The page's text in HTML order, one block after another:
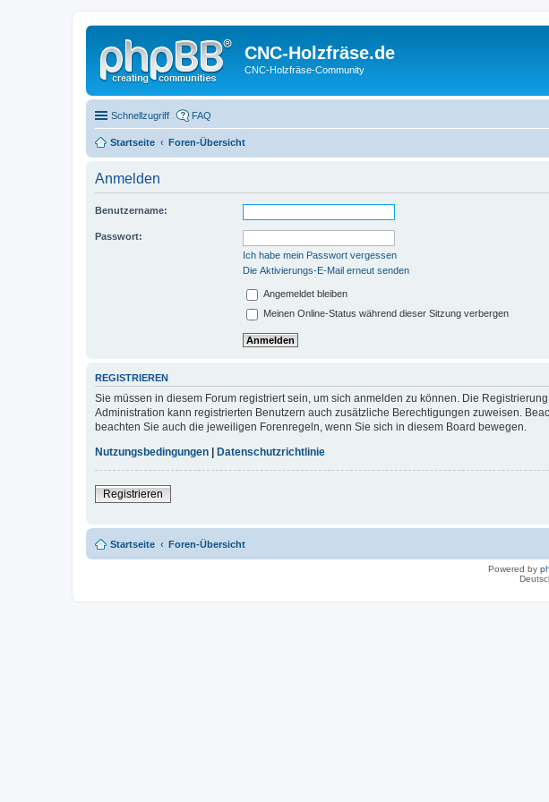
CNC-Holzfräse.de
CNC-Holzfräse-Community
Schnellzugriff FAQ
Startseite Foren-Übersicht
Anmelden
Benutzername:
Passwort:
Ich habe mein Passwort vergessen
Die Aktivierungs-E-Mail erneut senden
Angemeldet bleiben
Meinen Online-Status während dieser Sitzung verbergen
REGISTRIEREN
Sie müssen in diesem Forum registriert sein, um sich anmelden zu können. Die
Administration kann registrierten Benutzern auch zusätzliche Berechtigungen zuweisen.
beachten Sie auch die jeweiligen Forenregeln, wenn Sie sich in diesem Board bewegen.
Nutzungsbedingungen
Datenschutzrichtlinie
Registrieren
Startseite Foren-Übersicht
Powered by